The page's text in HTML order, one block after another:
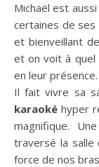
Michaël est aussi
certaines de
et bienveillant
et on voit à quel
en leur présence.
Il fait vivre sa
karaoké hyper
magnifique.
traversé la salle
force de nos